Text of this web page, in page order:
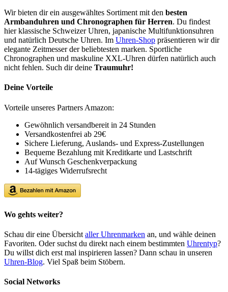
Wir bieten dir ein ausgewähltes Sortiment mit den besten
Armbanduhren und Chronographen für Herren. Du findest
hier klassische Schweizer Uhren, japanische Multifunktionsuhren
und natürlich Deutsche Uhren. Im Uhren-Shop präsentieren wir dir
elegante Zeitmesser der beliebtesten marken. Sportliche
Chronographen und maskuline XXL-Uhren dürfen natürlich auch
nicht fehlen. Such dir deine Traumuhr!
Deine Vorteile
Vorteile unseres Partners Amazon:
Gewöhnlich versandbereit in 24 Stunden
Versandkostenfrei ab 29€
Sichere Lieferung, Auslands- und Express-Zustellungen
Bequeme Bezahlung mit Kreditkarte und Lastschrift
Auf Wunsch Geschenkverpackung
14-tägiges Widerrufsrecht
Wo gehts weiter?
Schau dir eine Übersicht aller Uhrenmarken an, und wähle deinen
Favoriten. Oder suchst du direkt nach einem bestimmten Uhrentyp?
Du willst dich erst mal inspirieren lassen? Dann schau in unseren
Uhren-Blog. Viel Spaß beim Stöbern.
Social Networks